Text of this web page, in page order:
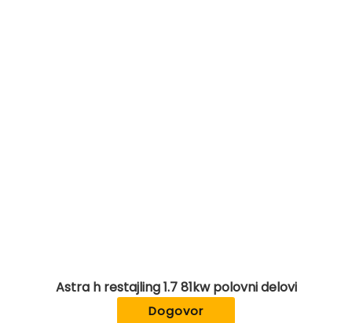
Astra h restajling 1.7 81kw polovni delovi
Dogovor